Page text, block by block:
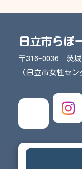
日立市らぽ
〒316-0036 茨
（日立市女性セン